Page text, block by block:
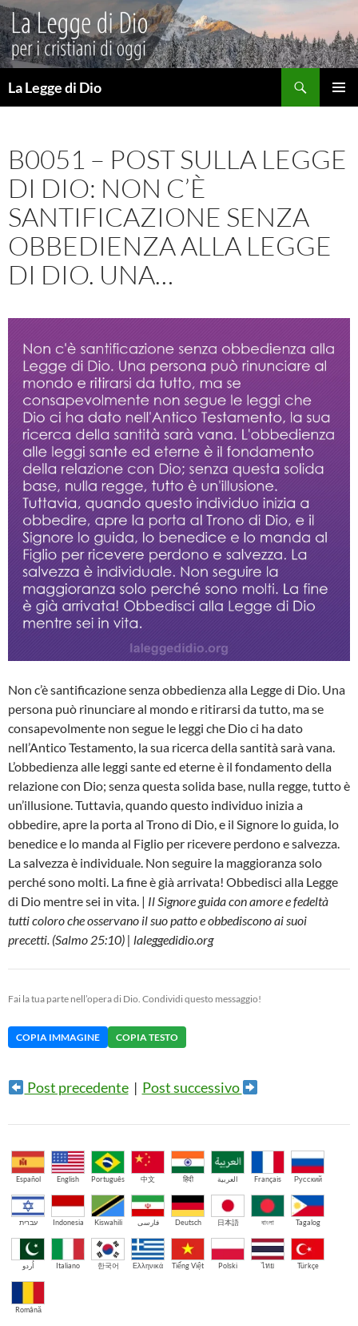
Vai
al
contenuto
La Legge di Dio
B0051 – POST SULLA LEGGE
DI DIO: NON C’È
SANTIFICAZIONE SENZA
OBBEDIENZA ALLA LEGGE
DI DIO. UNA…
Non c’è santificazione senza obbedienza alla Legge di Dio. Una
persona può rinunciare al mondo e ritirarsi da tutto, ma se
consapevolmente non segue le leggi che Dio ci ha dato
nell’Antico Testamento, la sua ricerca della santità sarà vana.
L’obbedienza alle leggi sante ed eterne è il fondamento della
relazione con Dio; senza questa solida base, nulla regge, tutto è
un’illusione. Tuttavia, quando questo individuo inizia a
obbedire, apre la porta al Trono di Dio, e il Signore lo guida, lo
benedice e lo manda al Figlio per ricevere perdono e salvezza.
La salvezza è individuale. Non seguire la maggioranza solo
perché sono molti. La fine è già arrivata! Obbedisci alla Legge
di Dio mentre sei in vita. | Il Signore guida con amore e fedeltà
tutti coloro che osservano il suo patto e obbediscono ai suoi
precetti. (Salmo 25:10) | laleggedidio.org
Fai la tua parte nell’opera di Dio. Condividi questo messaggio!
COPIA IMMAGINE COPIA TESTO
Post precedente| Post successivo
Español English Português 中文 हिंदी العربية Français Русский
עברית Indonesia Kiswahili فارسی Deutsch 日本語 বাংলা Tagalog
اُردو Italiano 한국어 Ελληνικά Tiếng Việt Polski ไทย Türkçe
Română